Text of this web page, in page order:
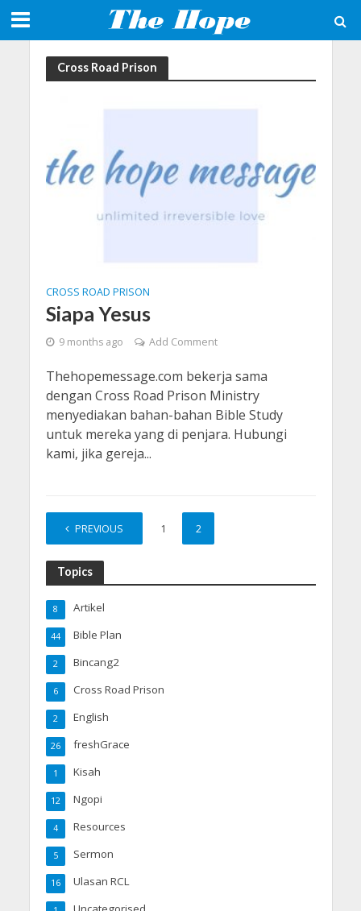
Cross Road Prison
CROSS ROAD PRISON
Siapa Yesus
9 months ago Add Comment
Thehopemessage.com bekerja sama
dengan Cross Road Prison Ministry
menyediakan bahan-bahan Bible Study
untuk mereka yang di penjara. Hubungi
kami, jika gereja...
PREVIOUS 1 2
Topics
Artikel
8
Bible Plan
44
Bincang2
2
Cross Road Prison
6
English
2
freshGrace
26
Kisah
1
Ngopi
12
Resources
4
Sermon
5
Ulasan RCL
16